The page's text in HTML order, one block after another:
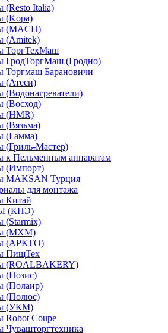
Italia)
(Kopa)
(MACH)
(Amitek)
ТоргТехМаш
(Гродно)
Барановичи
(Атеси)
(Восход)
(HMR)
(Гамма)
Мастер)
Пельменным аппаратам
(Импорт)
MAKSAN Турция
для монтажа
Китай
(КНЭ)
(Starmix)
(МХМ)
(АРКТО)
ПищТех
(ROALBAKERY)
(Позис)
(Полаир)
(Полюс)
(УКМ)
Coupe